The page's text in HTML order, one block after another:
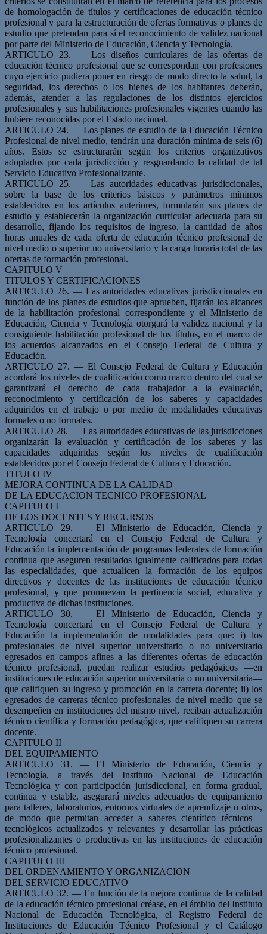
de homologación de títulos y certificaciones de educación técnico
profesional y para la estructuración de ofertas formativas o planes de
estudio que pretendan para sí el reconocimiento de validez nacional
por parte del Ministerio de Educación, Ciencia y Tecnología.
ARTICULO 23. — Los diseños curriculares de las ofertas de
educación técnico profesional que se correspondan con profesiones
cuyo ejercicio pudiera poner en riesgo de modo directo la salud, la
seguridad, los derechos o los bienes de los habitantes deberán,
además, atender a las regulaciones de los distintos ejercicios
profesionales y sus habilitaciones profesionales vigentes cuando las
hubiere reconocidas por el Estado nacional.
ARTICULO 24. — Los planes de estudio de la Educación Técnico
Profesional de nivel medio, tendrán una duración mínima de seis (6)
años. Estos se estructurarán según los criterios organizativos
adoptados por cada jurisdicción y resguardando la calidad de tal
Servicio Educativo Profesionalizante.
ARTICULO 25. — Las autoridades educativas jurisdiccionales,
sobre la base de los criterios básicos y parámetros mínimos
establecidos en los artículos anteriores, formularán sus planes de
estudio y establecerán la organización curricular adecuada para su
desarrollo, fijando los requisitos de ingreso, la cantidad de años
horas anuales de cada oferta de educación técnico profesional de
nivel medio o superior no universitario y la carga horaria total de las
ofertas de formación profesional.
CAPITULO V
TITULOS Y CERTIFICACIONES
ARTICULO 26. — Las autoridades educativas jurisdiccionales en
función de los planes de estudios que aprueben, fijarán los alcances
de la habilitación profesional correspondiente y el Ministerio de
Educación, Ciencia y Tecnología otorgará la validez nacional y la
consiguiente habilitación profesional de los títulos, en el marco de
los acuerdos alcanzados en el Consejo Federal de Cultura y
Educación.
ARTICULO 27. — El Consejo Federal de Cultura y Educación
acordará los niveles de cualificación como marco dentro del cual se
garantizará el derecho de cada trabajador a la evaluación,
reconocimiento y certificación de los saberes y capacidades
adquiridos en el trabajo o por medio de modalidades educativas
formales o no formales.
ARTICULO 28. — Las autoridades educativas de las jurisdicciones
organizarán la evaluación y certificación de los saberes y las
capacidades adquiridas según los niveles de cualificación
establecidos por el Consejo Federal de Cultura y Educación.
TITULO IV
MEJORA CONTINUA DE LA CALIDAD
DE LA EDUCACION TECNICO PROFESIONAL
CAPITULO I
DE LOS DOCENTES Y RECURSOS
ARTICULO 29. — El Ministerio de Educación, Ciencia y
Tecnología concertará en el Consejo Federal de Cultura y
Educación la implementación de programas federales de formación
continua que aseguren resultados igualmente calificados para todas
las especialidades, que actualicen la formación de los equipos
directivos y docentes de las instituciones de educación técnico
profesional, y que promuevan la pertinencia social, educativa y
productiva de dichas instituciones.
ARTICULO 30. — El Ministerio de Educación, Ciencia y
Tecnología concertará en el Consejo Federal de Cultura y
Educación la implementación de modalidades para que: i) los
profesionales de nivel superior universitario o no universitario
egresados en campos afines a las diferentes ofertas de educación
técnico profesional, puedan realizar estudios pedagógicos —en
instituciones de educación superior universitaria o no universitaria—
que califiquen su ingreso y promoción en la carrera docente; ii) los
egresados de carreras técnico profesionales de nivel medio que se
desempeñen en instituciones del mismo nivel, reciban actualización
técnico científica y formación pedagógica, que califiquen su carrera
docente.
CAPITULO II
DEL EQUIPAMIENTO
ARTICULO 31. — El Ministerio de Educación, Ciencia y
Tecnología, a través del Instituto Nacional de Educación
Tecnológica y con participación jurisdiccional, en forma gradual,
continua y estable, asegurará niveles adecuados de equipamiento
para talleres, laboratorios, entornos virtuales de aprendizaje u otros,
de modo que permitan acceder a saberes científico técnicos –
tecnológicos actualizados y relevantes y desarrollar las prácticas
profesionalizantes o productivas en las instituciones de educación
técnico profesional.
CAPITULO III
DEL ORDENAMIENTO Y ORGANIZACION
DEL SERVICIO EDUCATIVO
ARTICULO 32. — En función de la mejora continua de la calidad
de la educación técnico profesional créase, en el ámbito del Instituto
Nacional de Educación Tecnológica, el Registro Federal de
Instituciones de Educación Técnico Profesional y el Catálogo